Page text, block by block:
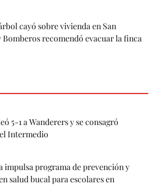
cayó sobre vivienda en San
Bomberos recomendó evacuar la finca
5-1 a Wanderers y se consagró
Intermedio
impulsa programa de prevención y
salud bucal para escolares en